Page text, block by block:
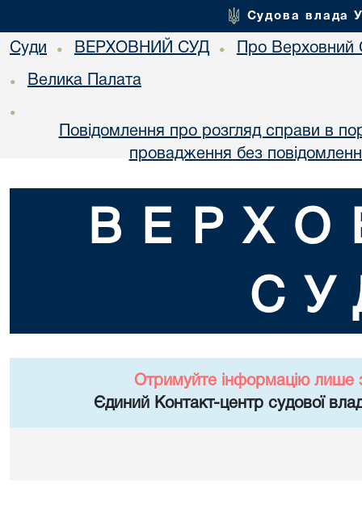
Судова влада
Суди • ВЕРХОВНИЙ СУД • Про Верховний
• Велика Палата
•
Повідомлення про розгляд справи в
провадження без
Отримуйте інформацію лише
Єдиний Контакт-центр судової